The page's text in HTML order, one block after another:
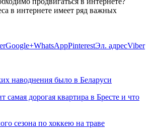
в интернете имеет ряд важных
Google+WhatsAppPinterestЭл. адресViber
наводнения было в Беларуси
самая дорогая квартира в Бресте и что
сезона по хоккею на траве